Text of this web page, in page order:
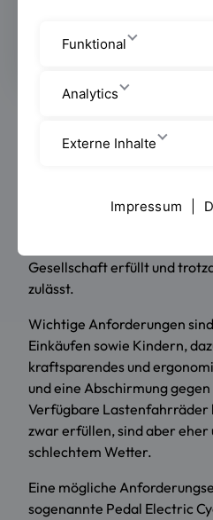
Emissionen ist vor allem in
des Verkehrsaufkommens in
Gesellschaft erfüllt und
zulässt.
Wichtige Anforderungen
Einkäufen sowie Kindern,
kraftsparendes und
und eine Abschirmung
Verfügbare Lastenfahrräder
zwar erfüllen, sind aber eher
schlechtem Wetter.
Eine mögliche
sogenannte Pedal Electric
Funktional
Analytics
Externe Inhalte
Impressum